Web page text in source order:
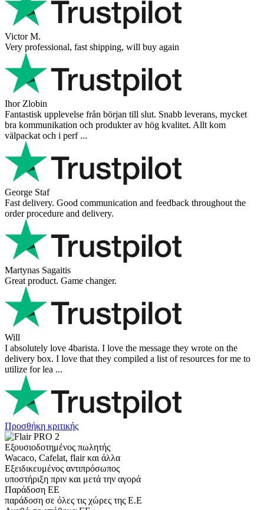
Victor M.
Very professional, fast shipping, will buy again
Ihor Zlobin
Fantastisk upplevelse från början till slut. Snabb leverans, mycket
bra kommunikation och produkter av hög kvalitet. Allt kom
välpackat och i perf ...
George Staf
Fast delivery. Good communication and feedback throughout the
order procedure and delivery.
Martynas Sagaitis
Great product. Game changer.
Will
I absolutely love 4barista. I love the message they wrote on the
delivery box. I love that they compiled a list of resources for me to
utilize for lea ...
Προσθήκη κριτικής
Εξουσιοδοτημένος πωλητής
Wacaco, Cafelat, flair και άλλα
Εξειδικευμένος αντιπρόσωπος
υποστήριξη πριν και μετά την αγορά
Παράδοση ΕΕ
παράδοση σε όλες τις χώρες της Ε.Ε